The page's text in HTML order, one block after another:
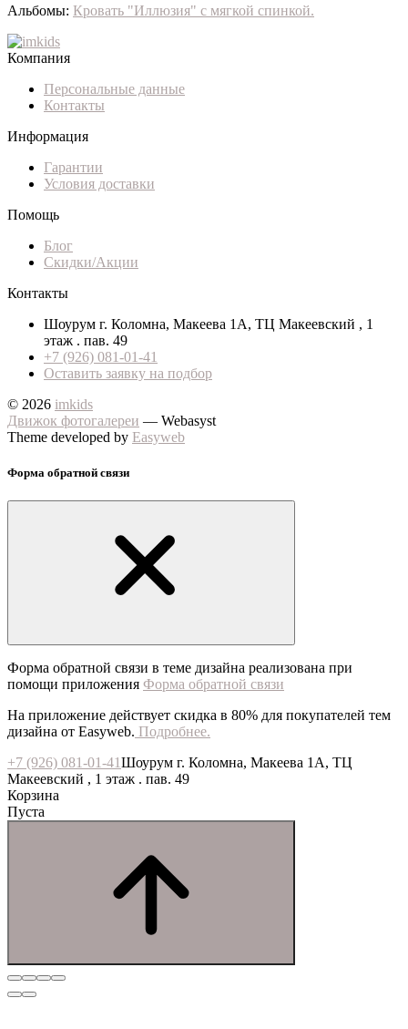
Альбомы: Кровать "Иллюзия" с мягкой спинкой.
Компания
Персональные данные
Контакты
Информация
Гарантии
Условия доставки
Помощь
Блог
Скидки/Акции
Контакты
Шоурум г. Коломна, Макеева 1А, ТЦ Макеевский , 1
этаж . пав. 49
+7 (926) 081-01-41
Оставить заявку на подбор
© 2026 imkids
Движок фотогалереи — Webasyst
Theme developed by Easyweb
Форма обратной связи
Форма обратной связи в теме дизайна реализована при
помощи приложения Форма обратной связи
На приложение действует скидка в 80% для покупателей тем
дизайна от Easyweb. Подробнее.
+7 (926) 081-01-41Шоурум г. Коломна, Макеева 1А, ТЦ
Макеевский , 1 этаж . пав. 49
Корзина
Пуста